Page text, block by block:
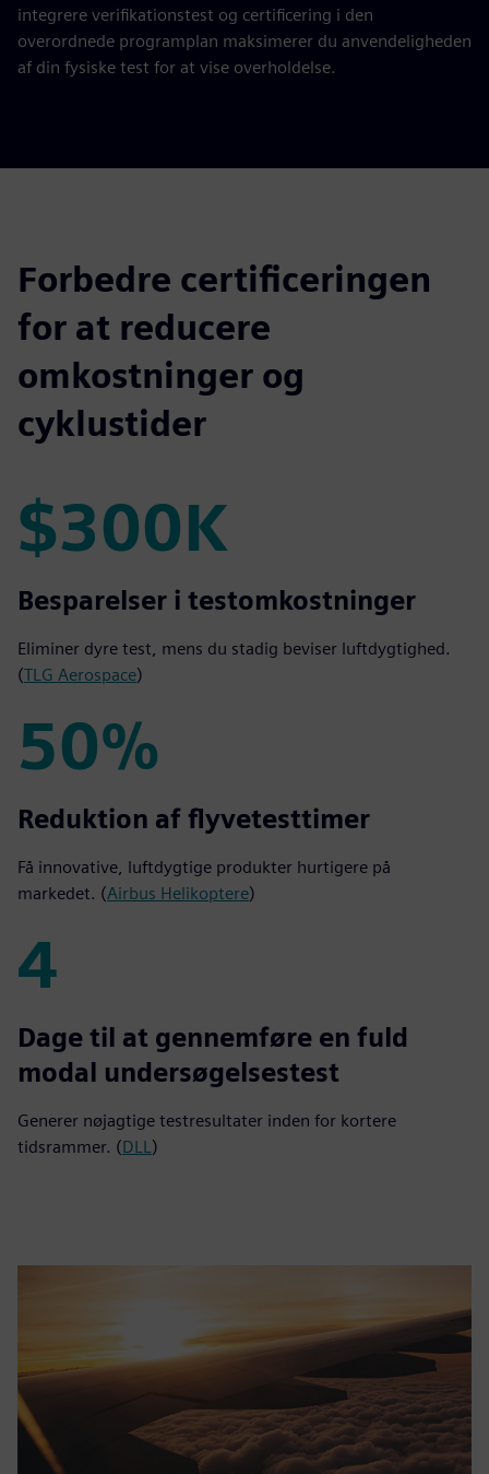
integrere verifikationstest og certificering i den
overordnede programplan maksimerer du anvendeligheden
af din fysiske test for at vise overholdelse.
Forbedre certificeringen
for at reducere
omkostninger og
cyklustider
$300K
$300K
Besparelser i testomkostninger
Eliminer dyre test, mens du stadig beviser luftdygtighed.
(TLG Aerospace)
50%
50%
Reduktion af flyvetesttimer
Få innovative, luftdygtige produkter hurtigere på
markedet. (Airbus Helikoptere)
4
4
Dage til at gennemføre en fuld
modal undersøgelsestest
Generer nøjagtige testresultater inden for kortere
tidsrammer. (DLL )